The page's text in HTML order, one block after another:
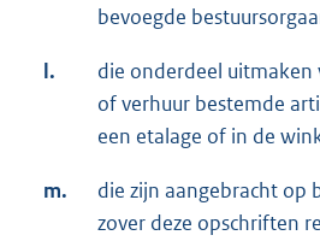
bevoegde
l.
die onderdeel uitmaken
of verhuur bestemde
een etalage of in de
m.
die zijn aangebracht op
zover deze opschriften